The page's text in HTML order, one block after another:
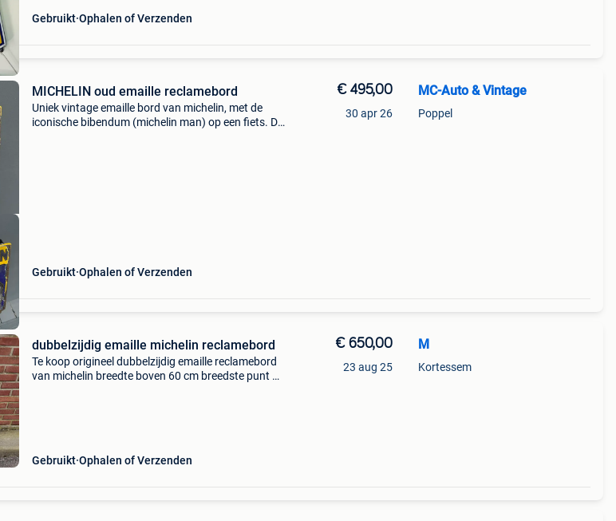
Gebruikt Ophalen of Verzenden
MICHELIN oud emaille reclamebord
Uniek vintage emaille bord van michelin, met de
iconische bibendum (michelin man) op een fiets. Dit
Gebruikt Ophalen of Verzenden
€ 495,00
30 apr 26
MC-Auto & Vintage
Poppel
dubbelzijdig emaille michelin reclamebord
Te koop origineel dubbelzijdig emaille reclamebord
van michelin breedte boven 60 cm breedste punt 68
Gebruikt Ophalen of Verzenden
€ 650,00
23 aug 25
M
Kortessem